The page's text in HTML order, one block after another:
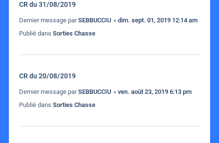
CR du 31/08/2019
Dernier message parSEBBUCCIU « dim. sept. 01, 2019 12:14 am
Publié dans Sorties Chasse
CR du 20/08/2019
Dernier message parSEBBUCCIU « ven. août 23, 2019 6:13 pm
Publié dans Sorties Chasse